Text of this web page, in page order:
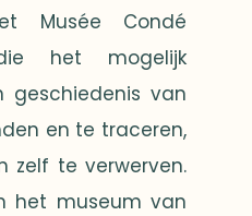
Musée Condé
het mogelijk
van
en te traceren,
zelf te verwerven.
het museum van